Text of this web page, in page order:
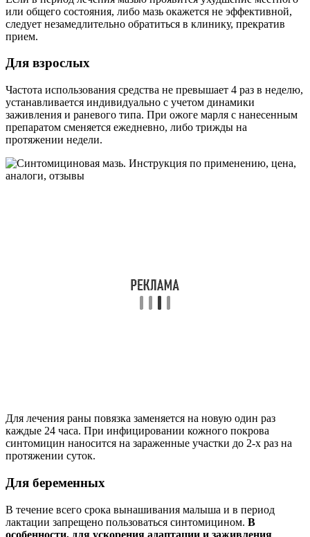
или общего состояния, либо мазь окажется не эффективной,
следует незамедлительно обратиться в клинику, прекратив
прием.
Для взрослых
Частота использования средства не превышает 4 раз в неделю,
устанавливается индивидуально с учетом динамики
заживления и раневого типа. При ожоге марля с нанесенным
препаратом сменяется ежедневно, либо трижды на
протяжении недели.
Для лечения раны повязка заменяется на новую один раз
каждые 24 часа. При ин­фицировании кожного покрова
синтомицин наносится на зараженные участки до 2-х раз на
протяжении суток.
Для беременных
В течение всего срока вынашивания малыша и в период
лактации запрещено пользоваться синтомицином. В
особенности, для ускорения адаптации и заживления